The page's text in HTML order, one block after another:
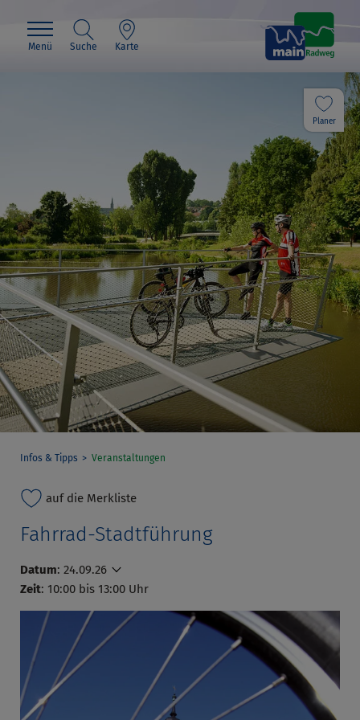
Menü Suche Karte
Planer
Infos & Tipps Veranstaltungen
auf die Merkliste
Fahrrad-Stadtführung
Datum: 24.09.26
Zeit: 10:00 bis 13:00 Uhr